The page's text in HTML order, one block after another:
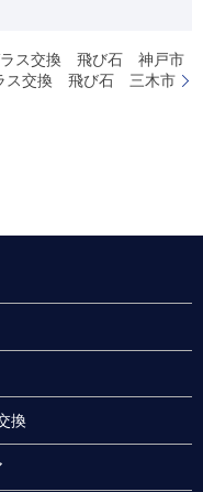
ス交換 飛び石 神戸市
ス交換 飛び石 三木市
換